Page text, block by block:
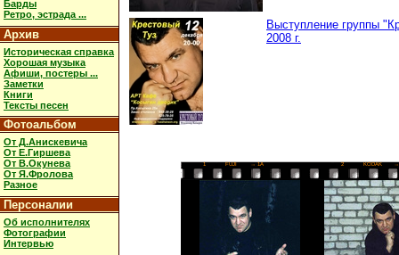
Барды
Ретро, эстрада ...
Архив
Историческая справка
Хорошая музыка
Афиши, постеры ...
Заметки
Книги
Тексты песен
Фотоальбом
От Д.Анискевича
От Е.Гиршева
От В.Окунева
От Я.Фролова
Разное
Персоналии
Об исполнителях
Фотографии
Интервью
Выступление группы
2008 г.
1 FUJI → 1A 2 KODAK →